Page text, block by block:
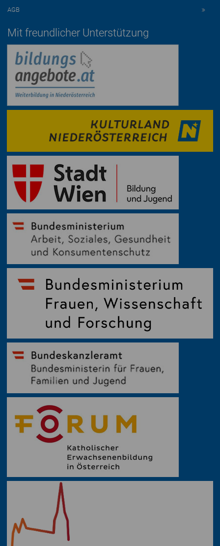
AGB
Mit freundlicher Unterstützung